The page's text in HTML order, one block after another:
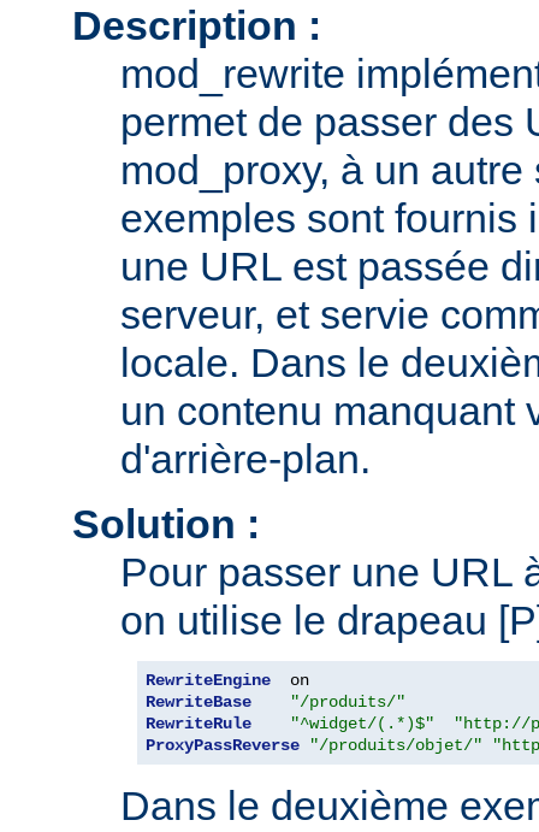
Description :
mod_rewrite
permet de passer des
mod_proxy, à un autre
exemples sont fournis
une URL est passée
serveur, et servie
locale. Dans le
un contenu manquant
d'arrière-plan.
Solution :
Pour passer une URL
on utilise le drapeau
RewriteEngine
RewriteBase
"/produits/"
RewriteRule
"^widget/(.*)$"
"http://
ProxyPassReverse
"/produits/objet/"
Dans le deuxième